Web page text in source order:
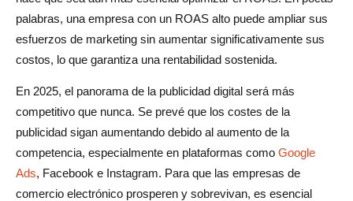
palabras, una empresa con un ROAS alto puede ampliar sus
esfuerzos de marketing sin aumentar significativamente sus
costos, lo que garantiza una rentabilidad sostenida.
En 2025, el panorama de la publicidad digital será más
competitivo que nunca. Se prevé que los costes de la
publicidad sigan aumentando debido al aumento de la
competencia, especialmente en plataformas como Google
Ads, Facebook e Instagram. Para que las empresas de
comercio electrónico prosperen y sobrevivan, es esencial